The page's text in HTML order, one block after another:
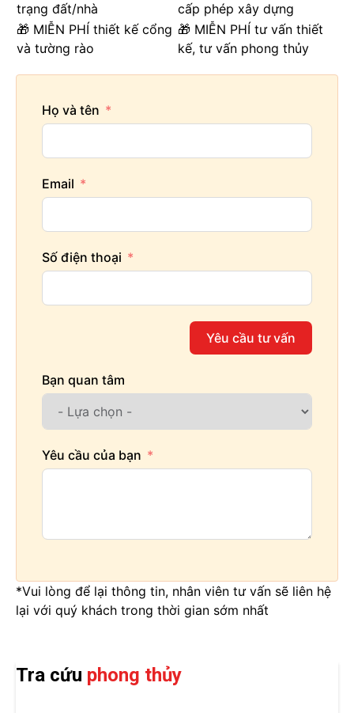
trạng đất/nhà
cấp phép xây dựng
🎁 MIỄN PHÍ thiết kế cổng
và tường rào
🎁 MIỄN PHÍ tư vấn thiết
kế, tư vấn phong thủy
Họ và tên
Email
Số điện thoại
Yêu cầu tư vấn
Bạn quan tâm
Yêu cầu của bạn
*Vui lòng để lại thông tin, nhân viên tư vấn sẽ liên hệ
lại với quý khách trong thời gian sớm nhất
Tra cứu phong thủy